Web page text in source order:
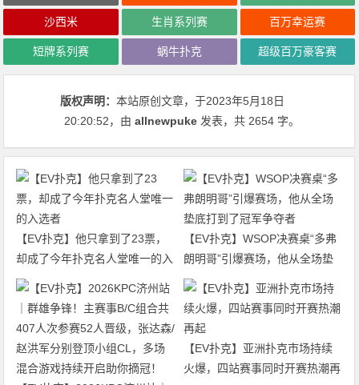
沙西米 生肖系列赛 百万幸运赛
短牌系列赛 蜗牛扑克 超级百万豪客赛
版权声明：本站原创文章，于2023年5月18日
20:20:52，由allnewpuke 发表，共 2654 字。
【EV扑克】他只拿到了23票，
却成了今年扑克名人堂唯一的入
选者
【EV扑克】WSOP决赛桌“多弗
朗明哥”引爆赛场，他从全场垫
底打到了冠军争夺者
【EV扑克】亚洲扑克市场持续
火爆，四站赛事同时开赛热潮再